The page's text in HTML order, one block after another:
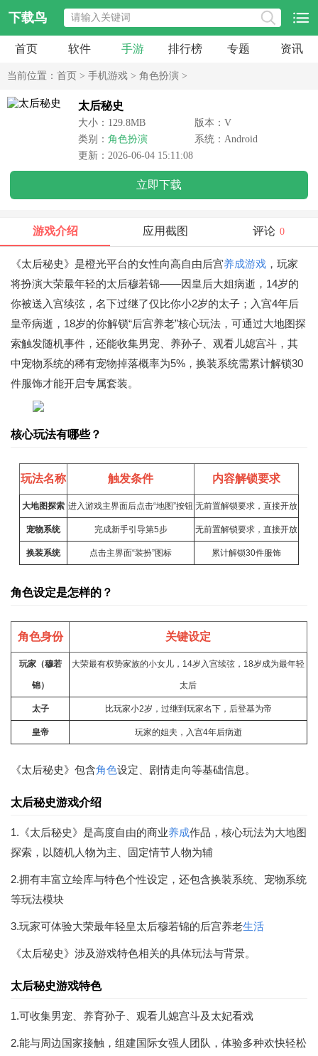
下载鸟
首页 软件 手游 排行榜 专题 资讯
当前位置： 首页 > 手机游戏 > 角色扮演 >
太后秘史
大小：129.8MB
版本：V
类别： 角色扮演
系统：Android
更新：2026-06-04 15:11:08
立即下载
游戏介绍 应用截图 评论 0
《太后秘史》是橙光平台的女性向高自由后宫养成游戏 ，玩家
将扮演大荣最年轻的太后穆若锦——因皇后大姐病逝，14岁的
你被送入宫续弦，名下过继了仅比你小2岁的太子；入宫4年后
皇帝病逝，18岁的你解锁“后宫养老”核心玩法，可通过大地图探
索触发随机事件，还能收集男宠、养孙子、观看儿媳宫斗，其
中宠物系统的稀有宠物掉落概率为5%，换装系统需累计解锁30
件服饰才能开启专属套装。
核心玩法有哪些？
玩法名称 触发条件 内容解锁要求
大地图探索 进入游戏主界面后点击“地图”按钮 无前置解锁要求，直接开放
宠物系统 完成新手引导第5步 无前置解锁要求，直接开放
换装系统 点击主界面“装扮”图标 累计解锁30件服饰
角色设定是怎样的？
角色身份 关键设定
玩家（穆若
锦）
大荣最有权势家族的小女儿，14岁入宫续弦，18岁成为最年轻
太后
太子 比玩家小2岁，过继到玩家名下，后登基为帝
皇帝 玩家的姐夫，入宫4年后病逝
《太后秘史》包含角色设定、剧情走向等基础信息。
太后秘史游戏介绍
1.《太后秘史》是高度自由的商业养成作品，核心玩法为大地图
探索，以随机人物为主、固定情节人物为辅
2.拥有丰富立绘库与特色个性设定，还包含换装系统、宠物系统
等玩法模块
3.玩家可体验大荣最年轻皇太后穆若锦的后宫养老生活
《太后秘史》涉及游戏特色相关的具体玩法与背景。
太后秘史游戏特色
1.可收集男宠、养育孙子、观看儿媳宫斗及太妃看戏
2.能与周边国家接触，组建国际女强人团队，体验多种欢快轻松